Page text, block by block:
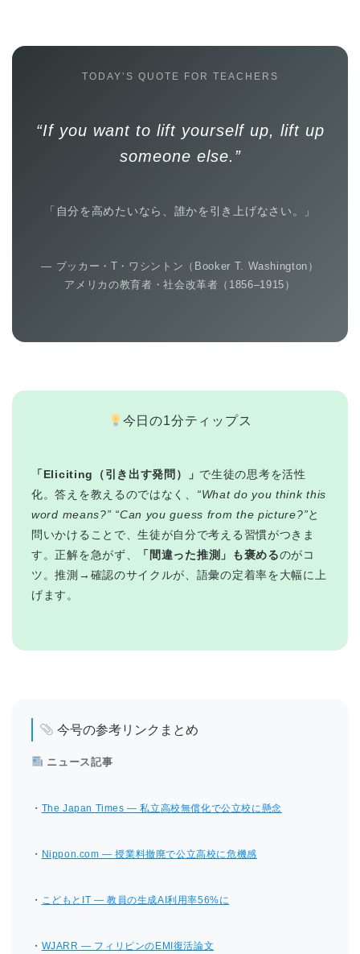
TODAY’S QUOTE FOR TEACHERS
“If you want to lift yourself up, lift up
someone else.”
「自分を高めたいなら、誰かを引き上げなさい。」
— ブッカー・T・ワシントン（Booker T. Washington）
アメリカの教育者・社会改革者（1856–1915）
今日の1分ティップス
「Eliciting（引き出す発問）」 で生徒の思考を活性
化。答えを教えるのではなく、 “What do you think this
word means?” “Can you guess from the picture?”と
問いかけることで、生徒が自分で考える習慣がつきま
す。正解を急がず、
「間違った推測」も褒めるのがコ
ツ。推測→確認のサイクルが、語彙の定着率を大幅に上
げます。
今号の参考リンクまとめ
ニュース記事
・ The Japan Times — 私立高校無償化で公立校に懸念
・ Nippon.com — 授業料撤廃で公立高校に危機感
・ こどもとIT — 教員の生成AI利用率56%に
・ WJARR — フィリピンのEMI復活論文